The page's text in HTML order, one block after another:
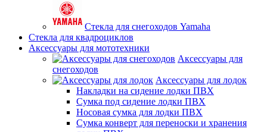
Стекла для снегоходов Yamaha
Стекла для квадроциклов
Аксессуары для мототехники
Аксессуары для
снегоходов
Аксессуары для лодок
Накладки на сидение лодки ПВХ
Сумка под сидение лодки ПВХ
Носовая сумка для лодки ПВХ
Сумка конверт для переноски и хранения